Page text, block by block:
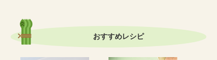
おすすめレシピ